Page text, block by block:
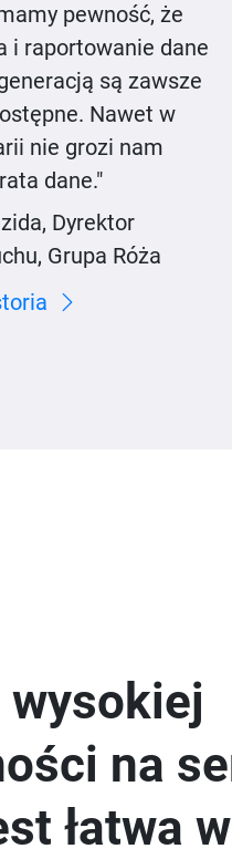
pewność, że
i raportowanie dane
są zawsze
Nawet w
nie grozi nam
dane."
Dyrektor
Grupa Róża
wysokiej
na
łatwa